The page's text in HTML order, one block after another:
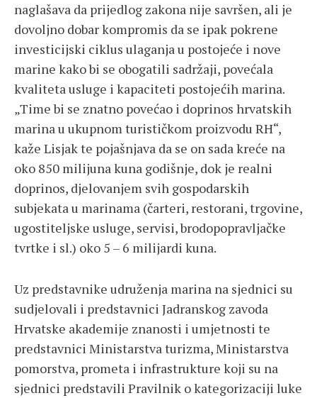
naglašava da prijedlog zakona nije savršen, ali je
dovoljno dobar kompromis da se ipak pokrene
investicijski ciklus ulaganja u postojeće i nove
marine kako bi se obogatili sadržaji, povećala
kvaliteta usluge i kapaciteti postojećih marina.
„Time bi se znatno povećao i doprinos hrvatskih
marina u ukupnom turističkom proizvodu RH“,
kaže Lisjak te pojašnjava da se on sada kreće na
oko 850 milijuna kuna godišnje, dok je realni
doprinos, djelovanjem svih gospodarskih
subjekata u marinama (čarteri, restorani, trgovine,
ugostiteljske usluge, servisi, brodopopravljačke
tvrtke i sl.) oko 5 – 6 milijardi kuna.
Uz predstavnike udruženja marina na sjednici su
sudjelovali i predstavnici Jadranskog zavoda
Hrvatske akademije znanosti i umjetnosti te
predstavnici Ministarstva turizma, Ministarstva
pomorstva, prometa i infrastrukture koji su na
sjednici predstavili Pravilnik o kategorizaciji luke